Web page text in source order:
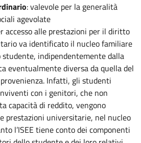
: valevole per la generalità
agevolate
accesso alle prestazioni per il diritto
va identificato il nucleo familiare
indipendentemente dalla
eventualmente diversa da quella del
Infatti, gli studenti
con i genitori, che non
capacità di reddito, vengono
prestazioni universitarie, nel nucleo
l’ISEE tiene conto dei componenti